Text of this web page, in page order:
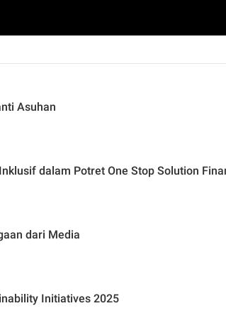
Asuhan
dalam Potret One Stop Solution
dari Media
Initiatives 2025